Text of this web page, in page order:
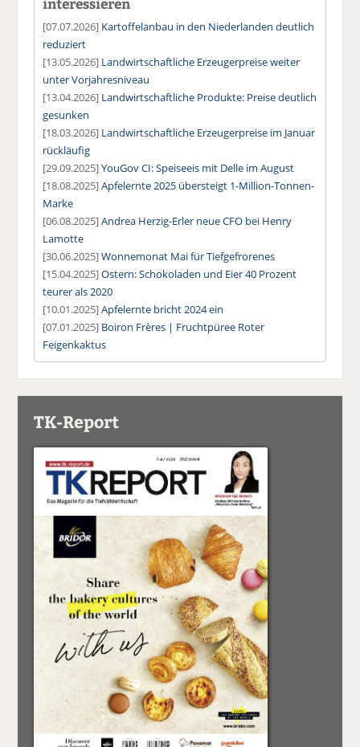
[07.07.2026] Kartoffelanbau in den Niederlanden deutlich
reduziert
[13.05.2026] Landwirtschaftliche Erzeugerpreise weiter
unter Vorjahresniveau
[13.04.2026] Landwirtschaftliche Produkte: Preise deutlich
gesunken
[18.03.2026] Landwirtschaftliche Erzeugerpreise im Januar
rückläufig
[29.09.2025]YouGov CI: Speiseeis mit Delle im August
[18.08.2025]Apfelernte 2025 übersteigt 1-Million-Tonnen-
Marke
[06.08.2025]Andrea Herzig-Erler neue CFO bei Henry
Lamotte
[30.06.2025]Wonnemonat Mai für Tiefgefrorenes
[15.04.2025]Ostern: Schokoladen und Eier 40 Prozent
teurer als 2020
[10.01.2025]Apfelernte bricht 2024 ein
[07.01.2025] Boiron Frères | Fruchtpüree Roter
Feigenkaktus
TK-Report